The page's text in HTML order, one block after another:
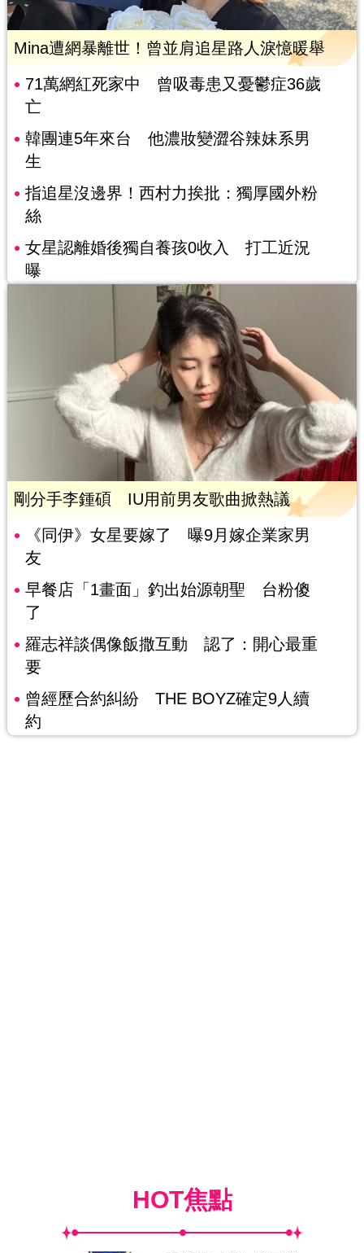
Mina遭網暴離世！曾並肩追星路人淚憶暖舉
71萬網紅死家中 曾吸毒患又憂鬱症36歲
亡
韓團連5年來台 他濃妝變澀谷辣妹系男
生
指追星沒邊界！西村力挨批：獨厚國外粉
絲
女星認離婚後獨自養孩0收入 打工近況
曝
剛分手李鍾碩 IU用前男友歌曲掀熱議
《同伊》女星要嫁了 曝9月嫁企業家男
友
早餐店「1畫面」釣出始源朝聖 台粉傻
了
羅志祥談偶像飯撒互動 認了：開心最重
要
曾經歷合約糾紛 THE BOYZ確定9人續
約
HOT焦點